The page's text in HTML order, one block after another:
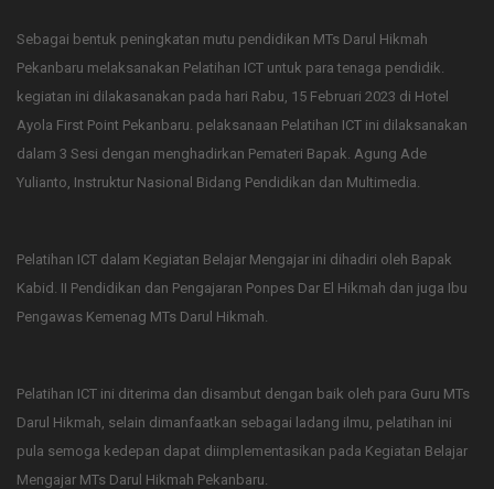
Sebagai bentuk peningkatan mutu pendidikan MTs Darul Hikmah
Pekanbaru melaksanakan Pelatihan ICT untuk para tenaga pendidik.
kegiatan ini dilakasanakan pada hari Rabu, 15 Februari 2023 di Hotel
Ayola First Point Pekanbaru. pelaksanaan Pelatihan ICT ini dilaksanakan
dalam 3 Sesi dengan menghadirkan Pemateri Bapak. Agung Ade
Yulianto, Instruktur Nasional Bidang Pendidikan dan Multimedia.
Pelatihan ICT dalam Kegiatan Belajar Mengajar ini dihadiri oleh Bapak
Kabid. II Pendidikan dan Pengajaran Ponpes Dar El Hikmah dan juga Ibu
Pengawas Kemenag MTs Darul Hikmah.
Pelatihan ICT ini diterima dan disambut dengan baik oleh para Guru MTs
Darul Hikmah, selain dimanfaatkan sebagai ladang ilmu, pelatihan ini
pula semoga kedepan dapat diimplementasikan pada Kegiatan Belajar
Mengajar MTs Darul Hikmah Pekanbaru.